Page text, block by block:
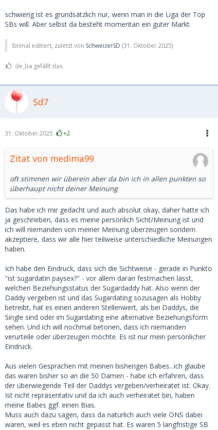
schwierig ist es grundsätzlich nur, wenn man in die Liga der Top
SBs will. Aber selbst da besteht momentan ein guter Markt
Einmal editiert, zuletzt von SchweizerSD (31. Oktober 2025)
de_ba gefällt das.
Sd7
31. Oktober 2025 +2
Zitat von medima99
oft stimmen wir überein aber da bin ich in allen punkten so
überhaupt nicht deiner Meinung
Das habe ich mir gedacht und auch absolut okay, daher hatte ich
ja geschrieben, dass es meine persönlich Sicht/Meinung ist und
ich will niemanden von meiner Meinung überzeugen sondern
akzeptiere, dass wir alle hier teilweise unterschiedliche Meinungen
haben.
Ich habe den Eindruck, dass sich die Sichtweise - gerade in Punkto
"ist sugardatin paysex?" - vor allem daran festmachen lässt,
welchen Beziehungsstatus der Sugardaddy hat. Also wenn der
Daddy vergeben ist und das Sugardating sozusagen als Hobby
betreibt, hat es einen anderen Stellenwert, als bei Daddys, die
Single sind oder im Sugardating eine alternative Beziehungsform
sehen. Und ich will nochmal betonen, dass ich niemanden
verurteile oder überzeugen möchte. Es ist nur mein persönlicher
Eindruck.
Aus vielen Gesprächen mit meinen bisherigen Babes...ich glaube
das waren bisher so an die 50 Damen - habe ich erfahren, dass
der überwiegende Teil der Daddys vergeben/verheiratet ist. Okay.
Ist nicht repräsentativ und da ich auch verheiratet bin, haben
meine Babes ggf. einen Bias.
Muss auch dazu sagen, dass da natürlich auch viele ONS dabei
waren, weil es eben nicht gepasst hat. Es waren 5 langfristige SB